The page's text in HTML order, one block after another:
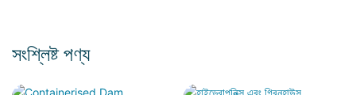
সংশ্লিষ্ট পণ্য